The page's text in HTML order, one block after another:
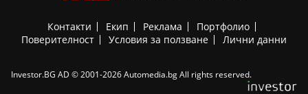
Контакти Екип Реклама
Портфолио
Поверителност
Условия за ползване Лични данни
Investor.BG AD © 2001-2026 Automedia.bg All rights reserved.